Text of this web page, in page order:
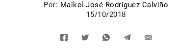
Por: Maikel José Rodríguez Calviño
15/10/2018